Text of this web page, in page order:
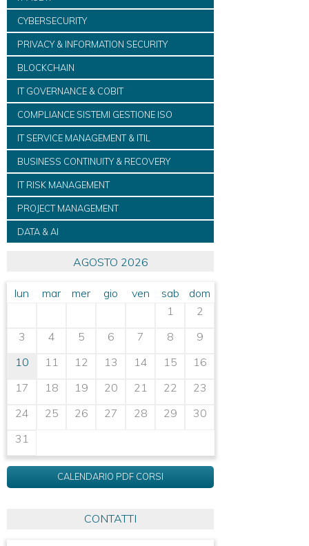
CYBERSECURITY
PRIVACY & INFORMATION SECURITY
BLOCKCHAIN
IT GOVERNANCE & COBIT
COMPLIANCE SISTEMI GESTIONE ISO
IT SERVICE MANAGEMENT & ITIL
BUSINESS CONTINUITY & RECOVERY
IT RISK MANAGEMENT
PROJECT MANAGEMENT
DATA & AI
AGOSTO 2026
lun mar mer gio ven sab
dom
1
2
3
4 5 6 7 8
9
10
11 12 13 14 15
16
17
18 19 20 21 22
23
24
25 26 27 28 29
30
31
CALENDARIO PDF CORSI
CONTATTI